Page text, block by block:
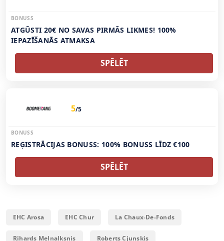
BONUSS
ATGŪSTI 20€ NO SAVAS PIRMĀS LIKMES! 100%
IEPAZĪŠANĀS ATMAKSA
SPĒLĒT
5/5
BONUSS
REĢISTRĀCIJAS BONUSS: 100% BONUSS LĪDZ €100
SPĒLĒT
EHC Arosa EHC Chur La Chaux-De-Fonds
Rihards Melnalksnis Roberts Cjunskis